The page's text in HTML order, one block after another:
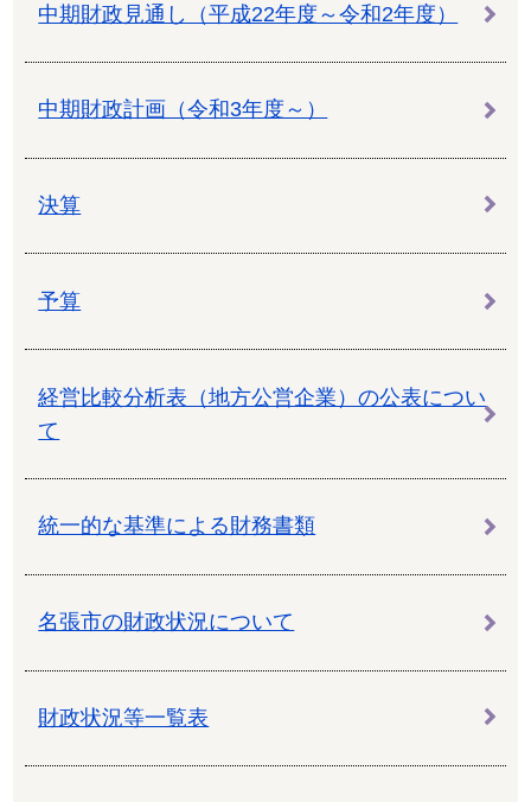
中期財政見通し（平成22年度～令和2年度）
中期財政計画（令和3年度～）
決算
予算
経営比較分析表（地方公営企業）の公表につい
て
統一的な基準による財務書類
名張市の財政状況について
財政状況等一覧表